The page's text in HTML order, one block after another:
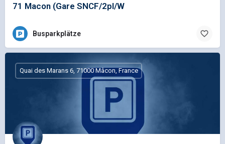
71 Macon (Gare SNCF/2pl/W
Busparkplätze
Quai des Marans 6, 71000 Mâcon, France